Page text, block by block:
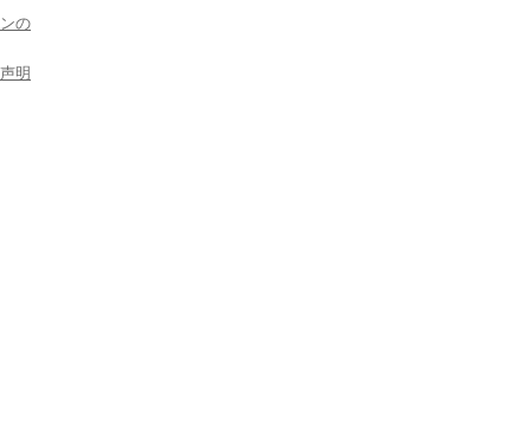
の
明